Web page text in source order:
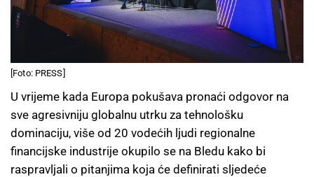
[Foto: PRESS]
U vrijeme kada Europa pokušava pronaći odgovor na
sve agresivniju globalnu utrku za tehnološku
dominaciju, više od 20 vodećih ljudi regionalne
financijske industrije okupilo se na Bledu kako bi
raspravljali o pitanjima koja će definirati sljedeće